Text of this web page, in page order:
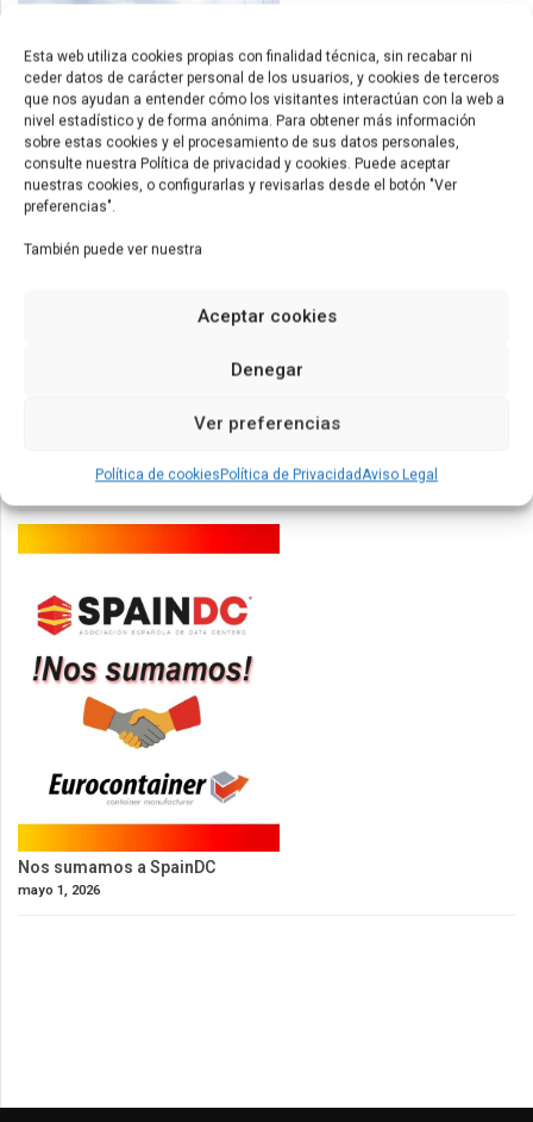
Esta web utiliza cookies propias con finalidad técnica, sin recabar ni
ceder datos de carácter personal de los usuarios, y cookies de terceros
que nos ayudan a entender cómo los visitantes interactúan con la web a
nivel estadístico y de forma anónima. Para obtener más información
sobre estas cookies y el procesamiento de sus datos personales,
consulte nuestra Política de privacidad y cookies. Puede aceptar
nuestras cookies, o configurarlas y revisarlas desde el botón "Ver
preferencias".
También puede ver nuestra
Aceptar cookies
Denegar
Ver preferencias
Política de cookiesPolítica de PrivacidadAviso Legal
EUROCONTAINER impulsa su expansión internacional
mayo 23, 2026
mayo 9, 2026
Nos sumamos a SpainDC
mayo 1, 2026